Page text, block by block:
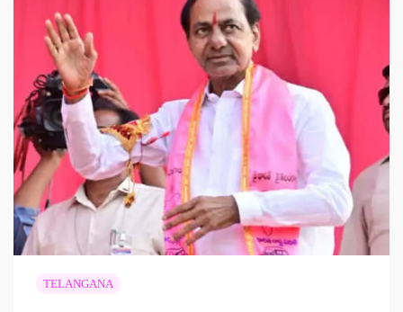
TELANGANA